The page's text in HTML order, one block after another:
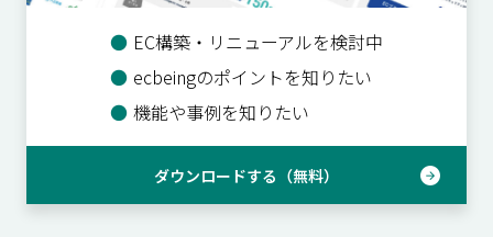
● EC構築・リニューアルを検討中
● ecbeingのポイントを知りたい
● 機能や事例を知りたい
ダウンロードする（無料）